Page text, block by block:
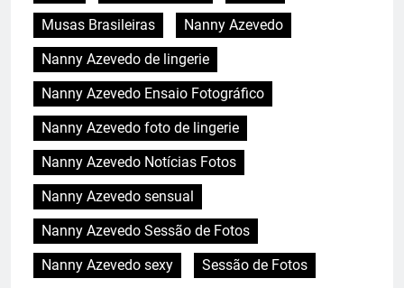
Musas Brasileiras
Nanny Azevedo
Nanny Azevedo de lingerie
Nanny Azevedo Ensaio Fotográfico
Nanny Azevedo foto de lingerie
Nanny Azevedo Notícias Fotos
Nanny Azevedo sensual
Nanny Azevedo Sessão de Fotos
Nanny Azevedo sexy
Sessão de Fotos